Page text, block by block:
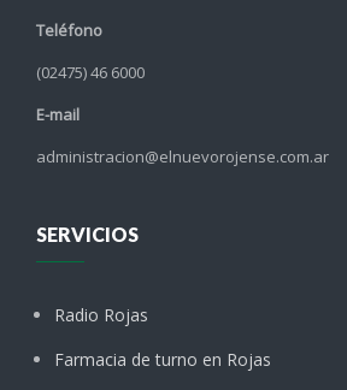
Teléfono
(02475) 46 6000
E-mail
administracion@elnuevorojense.com.ar
SERVICIOS
Radio Rojas
Farmacia de turno en Rojas